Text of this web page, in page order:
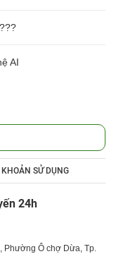
AI
SỬ DỤNG
24h
Phường Ô chợ Dừa, Tp.